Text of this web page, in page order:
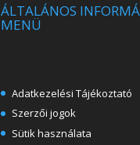
ÁLTALÁNOS
MENÜ
Adatkezelési Tájékoztató
Szerzői jogok
Sütik használata